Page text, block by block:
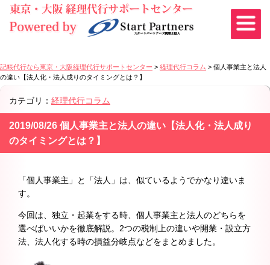
記帳代行なら東京・大阪経理代行サポートセンター > 経理代行コラム > 個人事業主と法人
の違い【法人化・法人成りのタイミングとは？】
カテゴリ： 経理代行コラム
2019/08/26 個人事業主と法人の違い【法人化・法人成り
のタイミングとは？】
「個人事業主」と「法人」は、似ているようでかなり違いま
す。
今回は、独立・起業をする時、個人事業主と法人のどちらを
選べばいいかを徹底解説。2つの税制上の違いや開業・設立方
法、法人化する時の損益分岐点などをまとめました。